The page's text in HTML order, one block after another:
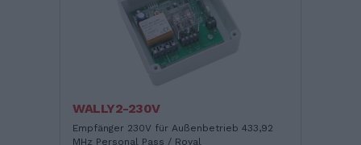
WALLY2-230V
Empfänger 230V für Außenbetrieb 433,92
MHz Personal Pass / Royal